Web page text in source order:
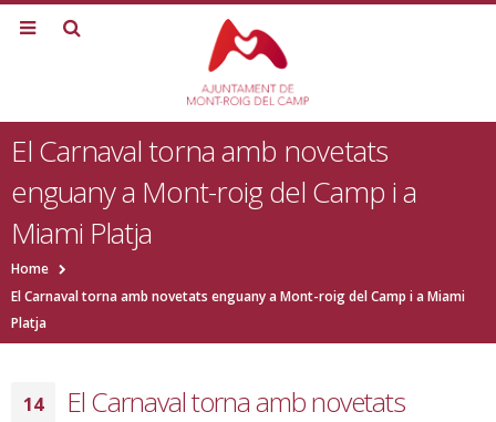
El Carnaval torna amb novetats
enguany a Mont-roig del Camp i a
Miami Platja
Home
El Carnaval torna amb novetats enguany a Mont-roig del Camp i a Miami
Platja
14
El Carnaval torna amb novetats